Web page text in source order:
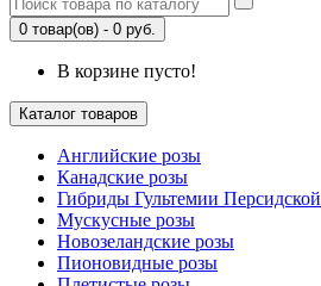
0 товар(ов) - 0 руб.
В корзине пусто!
Каталог товаров
Английские розы
Канадские розы
Гибриды Гультемии Персидской
Мускусные розы
Новозеландские розы
Пионовидные розы